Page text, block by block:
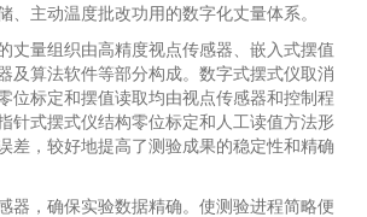
、主动温度批改功用的数字化丈量体系。
量组织由高精度视点传感器、嵌入式摆值
及算法软件等部分构成。数字式摆式仪取消
位标定和摆值读取均由视点传感器和控制程
针式摆式仪结构零位标定和人工读值方法形
差，较好地提高了测验成果的稳定性和精确
，确保实验数据精确。使测验进程简略便